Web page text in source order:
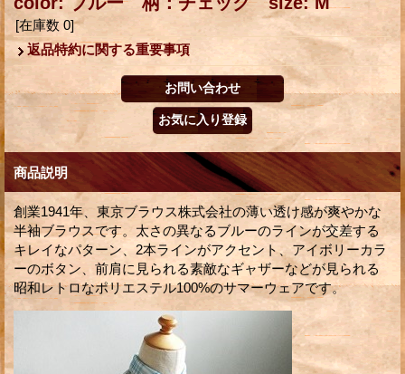
[在庫数 0]
返品特約に関する重要事項
商品説明
創業1941年、東京ブラウス株式会社の薄い透け感が爽やかな
半袖ブラウスです。太さの異なるブルーのラインが交差する
キレイなパターン、2本ラインがアクセント、アイボリーカラ
ーのボタン、前肩に見られる素敵なギャザーなどが見られる
昭和レトロなポリエステル100%のサマーウェアです。